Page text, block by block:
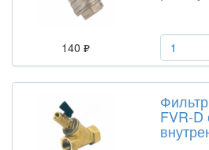
140
FVR-D